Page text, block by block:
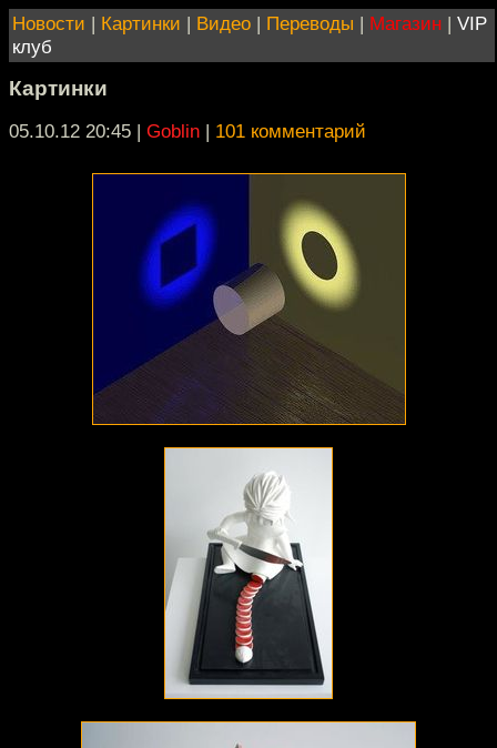
Новости | Картинки | Видео | Переводы | Магазин | VIP
клуб
Картинки
05.10.12 20:45 | Goblin | 101 комментарий